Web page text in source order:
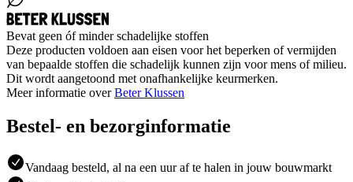
Bevat geen óf minder schadelijke stoffen
Deze producten voldoen aan eisen voor het beperken of vermijden
van bepaalde stoffen die schadelijk kunnen zijn voor mens of milieu.
Dit wordt aangetoond met onafhankelijke keurmerken.
Meer informatie overBeter Klussen
Bestel- en bezorginformatie
Vandaag besteld, al na een uur af te halen in jouw bouwmarkt